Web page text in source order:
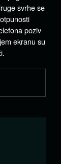
svrhe se
poziv
ekranu su